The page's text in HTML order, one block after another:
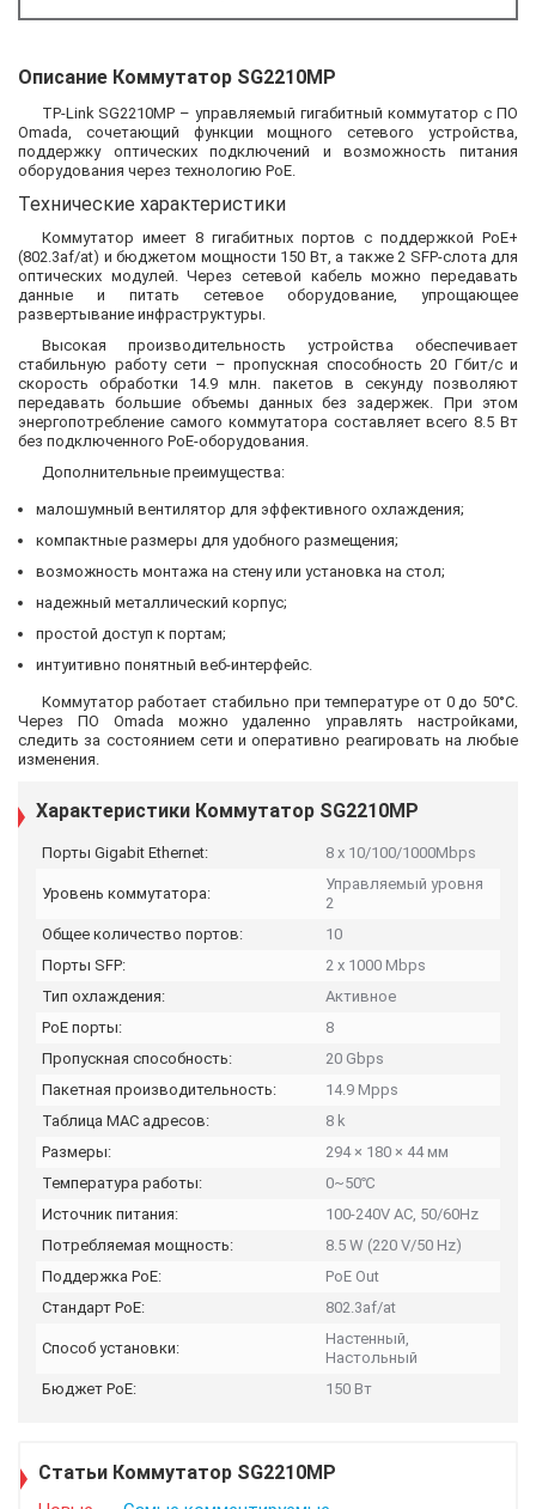
Описание Коммутатор SG2210MP
TP-Link SG2210MP – управляемый гигабитный коммутатор с ПО
Omada, сочетающий функции мощного сетевого устройства,
поддержку оптических подключений и возможность питания
оборудования через технологию PoE.
Технические характеристики
Коммутатор имеет 8 гигабитных портов с поддержкой PoE+
(802.3af/at) и бюджетом мощности 150 Вт, а также 2 SFP-слота для
оптических модулей. Через сетевой кабель можно передавать
данные и питать сетевое оборудование, упрощающее
развертывание инфраструктуры.
Высокая производительность устройства обеспечивает
стабильную работу сети – пропускная способность 20 Гбит/с и
скорость обработки 14.9 млн. пакетов в секунду позволяют
передавать большие объемы данных без задержек. При этом
энергопотребление самого коммутатора составляет всего 8.5 Вт
без подключенного PoE-оборудования.
Дополнительные преимущества:
малошумный вентилятор для эффективного охлаждения;
компактные размеры для удобного размещения;
возможность монтажа на стену или установка на стол;
надежный металлический корпус;
простой доступ к портам;
интуитивно понятный веб-интерфейс.
Коммутатор работает стабильно при температуре от 0 до 50°C.
Через ПО Omada можно удаленно управлять настройками,
следить за состоянием сети и оперативно реагировать на любые
изменения.
Характеристики Коммутатор SG2210MP
Порты Gigabit Ethernet: 8 x 10/100/1000Mbps
Уровень коммутатора:
Управляемый уровня
2
Общее количество портов:
10
Порты SFP:
2 x 1000 Mbps
Тип охлаждения:
Активное
PoE порты:
8
Пропускная способность:
20 Gbps
Пакетная производительность:
14.9 Mpps
Таблица MAC адресов:
8 k
Размеры:
294 × 180 × 44 мм
Температура работы:
0~50℃
Источник питания:
100-240V AC, 50/60Hz
Потребляемая мощность:
8.5 W (220 V/50 Hz)
Поддержка PoE:
PoE Out
Стандарт PoE:
802.3af/at
Способ установки:
Настенный,
Настольный
Бюджет PoE:
150 Вт
Статьи Коммутатор SG2210MP